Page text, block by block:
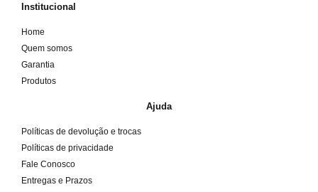
Institucional
Home
Quem somos
Garantia
Produtos
Ajuda
Políticas de devolução e trocas
Políticas de privacidade
Fale Conosco
Entregas e Prazos